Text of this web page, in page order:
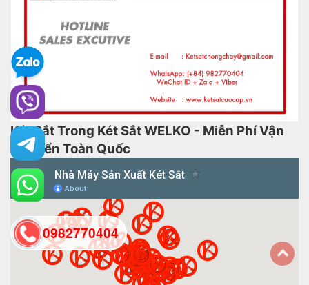
Két Sắt Trong Két Sắt WELKO - Miễn Phí Vận
Chuyển Toàn Quốc
0982770404